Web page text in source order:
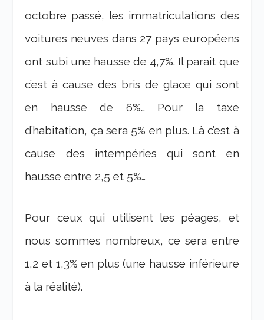
octobre passé, les immatriculations des
voitures neuves dans 27 pays européens
ont subi une hausse de 4,7%. Il parait que
c’est à cause des bris de glace qui sont
en hausse de 6%… Pour la taxe
d’habitation, ça sera 5% en plus. Là c’est à
cause des intempéries qui sont en
hausse entre 2,5 et 5%…
Pour ceux qui utilisent les péages, et
nous sommes nombreux, ce sera entre
1,2 et 1,3% en plus (une hausse inférieure
à la réalité).